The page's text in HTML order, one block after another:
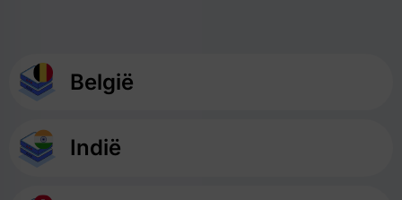
België
Indië